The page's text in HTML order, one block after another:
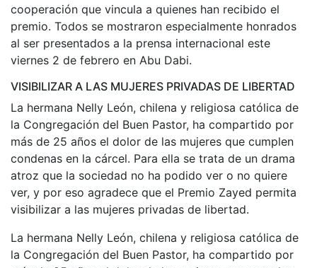
cooperación que vincula a quienes han recibido el
premio. Todos se mostraron especialmente honrados
al ser presentados a la prensa internacional este
viernes 2 de febrero en Abu Dabi.
VISIBILIZAR A LAS MUJERES PRIVADAS DE LIBERTAD
La hermana Nelly León, chilena y religiosa católica de
la Congregación del Buen Pastor, ha compartido por
más de 25 años el dolor de las mujeres que cumplen
condenas en la cárcel. Para ella se trata de un drama
atroz que la sociedad no ha podido ver o no quiere
ver, y por eso agradece que el Premio Zayed permita
visibilizar a las mujeres privadas de libertad.
La hermana Nelly León, chilena y religiosa católica de
la Congregación del Buen Pastor, ha compartido por